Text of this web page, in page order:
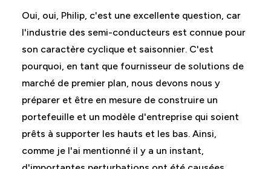
Oui, oui, Philip, c'est une excellente question, car
l'industrie des semi-conducteurs est connue pour
son caractère cyclique et saisonnier. C'est
pourquoi, en tant que fournisseur de solutions de
marché de premier plan, nous devons nous y
préparer et être en mesure de construire un
portefeuille et un modèle d'entreprise qui soient
prêts à supporter les hauts et les bas. Ainsi,
comme je l'ai mentionné il y a un instant,